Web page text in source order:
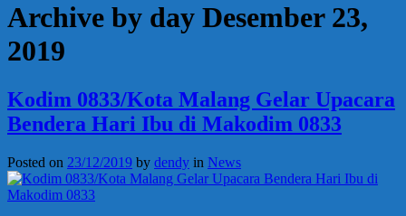
Archive by day Desember 23,
2019
Kodim 0833/Kota Malang Gelar Upacara
Bendera Hari Ibu di Makodim 0833
Posted on 23/12/2019 by dendy in News